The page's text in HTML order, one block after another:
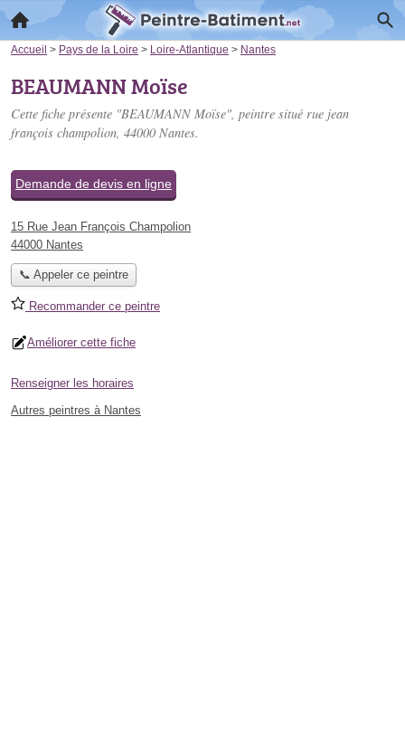
Accueil > Pays de la Loire > Loire-Atlantique > Nantes
BEAUMANN Moïse
Cette fiche présente "BEAUMANN Moïse", peintre situé rue jean
françois champolion, 44000 Nantes.
Demande de devis en ligne
15 Rue Jean François Champolion
44000 Nantes
📞 Appeler ce peintre
Recommander ce peintre
Améliorer cette fiche
Renseigner les horaires
Autres peintres à Nantes